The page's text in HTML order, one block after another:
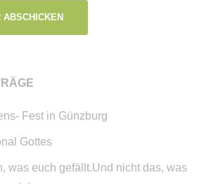
Fest in Günzburg
Gottes
was euch gefällt.Und nicht das, was